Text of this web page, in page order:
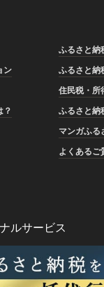
ふるさと納
ン
ふるさと納
住民税・所
？
ふるさと納
マンガふる
よくあるご
ルサービス